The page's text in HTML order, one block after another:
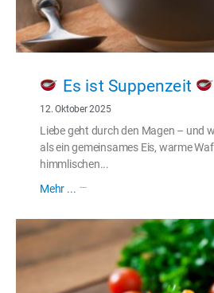
Es ist Suppenzeit
12. Oktober 2025
Liebe geht durch den Magen – und
als ein gemeinsames Eis, warme
himmlischen...
Mehr ...
Weiterlesen ...